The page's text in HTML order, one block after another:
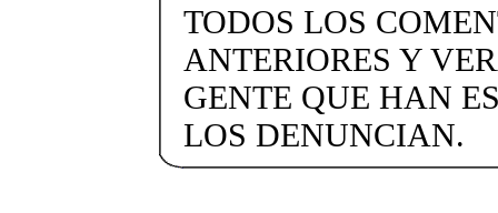
TODOS LOS
ANTERIORES Y
GENTE QUE HAN
LOS DENUNCIAN.